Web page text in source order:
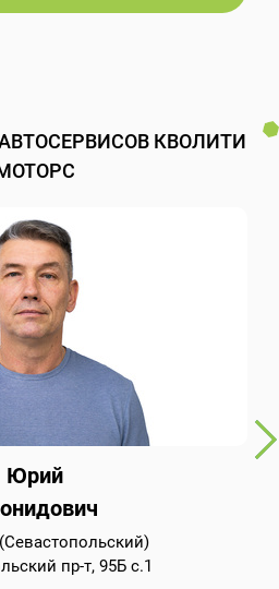
КВОЛИТИ
Юрий
пр-т, 95Б с.1